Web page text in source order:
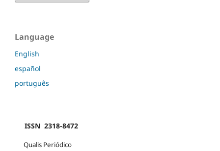
Language
English
español
português
ISSN 2318-8472
Qualis Periódico